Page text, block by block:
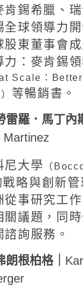
肯錫希臘、
全球領導力
股東董事會
力：麥肯錫領
Scale：
等暢銷書。
雷羅．馬丁內
Martinez
大學
（
戰略與創新管
從事研究工
關議題，同
詢服務。
根柏格｜